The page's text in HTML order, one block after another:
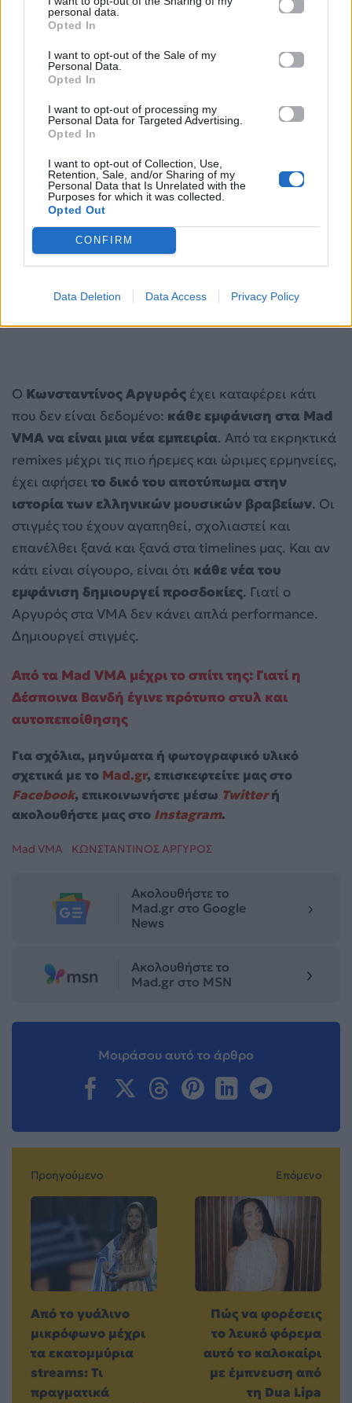
personal data.
Opted In
I want to opt-out of the Sale of my
Personal Data.
Opted In
I want to opt-out of processing my
Personal Data for Targeted Advertising.
Opted In
I want to opt-out of Collection, Use,
Retention, Sale, and/or Sharing of my
Personal Data that Is Unrelated with the
Purposes for which it was collected.
Opted Out
CONFIRM
Data Deletion Data Access Privacy Policy
στο συναίσθημα και στον ρυθμό
, δείχνοντας για
χωρίς να χάνει την ταυτότητά του. Η εμφάνιση αυτή
αγαπήθηκε έντονα από το κοινό και θεωρείται
πλέον μία από τις πιο χαρακτηριστικές στιγμές
του στα VMA.
Ο Κωνσταντίνος Αργυρός έχει καταφέρει κάτι
που δεν είναι δεδομένο: κάθε εμφάνιση στα Mad
VMA να είναι μια νέα εμπειρία. Από τα εκρηκτικά
remixes μέχρι τις πιο ήρεμες και ώριμες ερμηνείες,
έχει αφήσει το δικό του αποτύπωμα στην
ιστορία των ελληνικών μουσικών βραβείων. Οι
στιγμές του έχουν αγαπηθεί, σχολιαστεί και
επανέλθει ξανά και ξανά στα timelines μας. Και αν
κάτι είναι σίγουρο, είναι ότι κάθε νέα του
εμφάνιση δημιουργεί προσδοκίες. Γιατί ο
Αργυρός στα VMA δεν κάνει απλά performance.
Δημιουργεί στιγμές.
Από τα Mad VMA μέχρι το σπίτι της: Γιατί η
Δέσποινα Βανδή έγινε πρότυπο στυλ και
αυτοπεποίθησης
Για σχόλια, μηνύματα ή φωτογραφικό υλικό
σχετικά με το Mad.gr, επισκεφτείτε μας στο
Facebook, επικοινωνήστε μέσω Twitterή
ακολουθήστε μας στο Instagram.
Mad VMA ΚΩΝΣΤΑΝΤΙΝΟΣ ΑΡΓΥΡΟΣ
Ακολουθήστε το
Mad.gr στο Google
News
Ακολουθήστε το
Mad.gr στο MSN
Μοιράσου αυτό το άρθρο
Προηγούμενο
Από το γυάλινο
μικρόφωνο μέχρι
τα εκατομμύρια
streams: Τι
πραγματικά
Επόμενο
Πώς να φορέσεις
το λευκό φόρεμα
αυτό το καλοκαίρι
με έμπνευση από
τη Dua Lipa